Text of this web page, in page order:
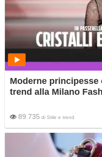
Moderne
trend alla Milano
89.735 di Stile e trend